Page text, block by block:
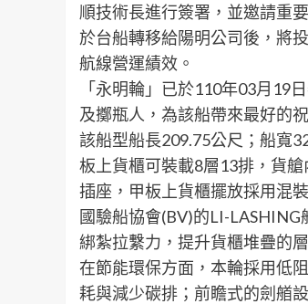
順技術長進行簽署，並邀請重
於台船轉移給陽明公司後，將
航線營運績效。
「永明輪」已於110年03月19
及擲瓶人，為該船帶來最好的
該船型船長209.75公尺；船寬
板上貨櫃可裝載8層13排，貨
插座，甲板上貨櫃擺放採用混
國驗船協會(BV)的LI-
綁紮拉繫力，提升貨櫃堆疊的
在節能環保方面，本輪採用低
耗與減少碳排；前瞻式的劍艏